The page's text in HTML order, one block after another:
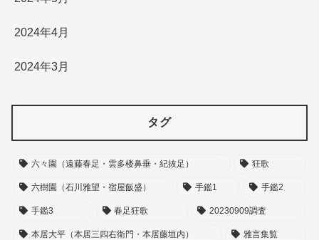
2024年4月
2024年3月
タグ
六々園（遠藤春足・雲多楼鼻垂・紀抜足） 狂歌
六樹園（石川雅望・宿屋飯盛） 手鑑1 手鑑2
手鑑3 春足狂歌 20230909調査
本居大平（本居三四右衛門・本居藤垣内） 雅言集覧